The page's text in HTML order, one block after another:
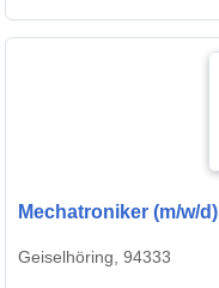
Mechatroniker (m/w/d)
Geiselhöring, 94333